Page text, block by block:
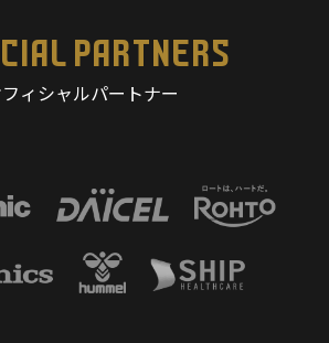
PARTNERS
ィシャルパートナー